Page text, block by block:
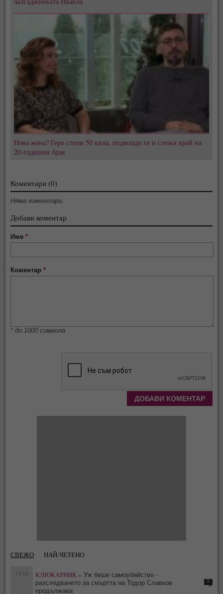
Нова жена? Геро стопи 50 кила, подмлади се и сложи край на
20-годишен брак
Коментари (0)
Няма коментари.
Добави коментар
Име*
Коментар*
* до 1000 символа
СВЕЖО НАЙ-ЧЕТЕНО
13:18 КЛЮКАРНИК » Уж беше самоубийство -
разследването за смъртта на Тодор Славков
продължава
0